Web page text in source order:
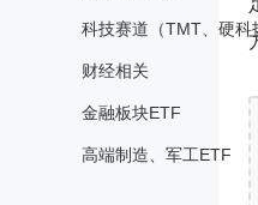
科技赛道（TMT、硬科
财经相关
金融板块ETF
高端制造、军工ETF